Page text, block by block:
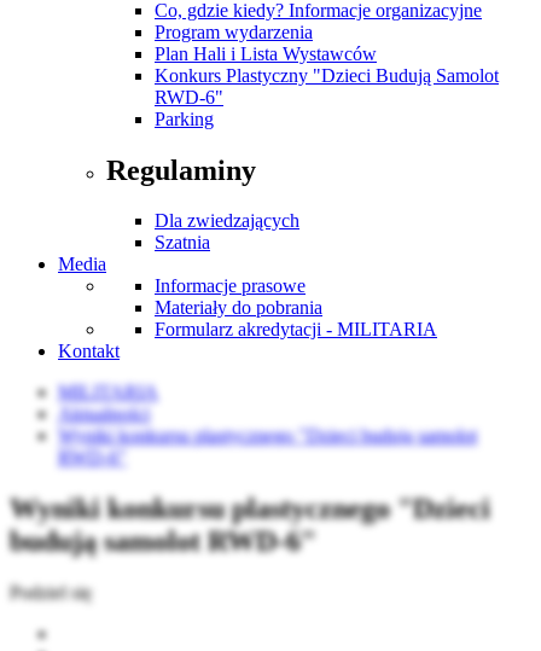
Co, gdzie kiedy? Informacje organizacyjne
Program wydarzenia
Plan Hali i Lista Wystawców
Konkurs Plastyczny "Dzieci Budują Samolot
RWD-6"
Parking
Regulaminy
Dla zwiedzających
Szatnia
Media
Informacje prasowe
Materiały do pobrania
Formularz akredytacji - MILITARIA
Kontakt
MILITARIA
Aktualności
Wyniki konkursu plastycznego "Dzieci budują samolot
RWD-6"
Wyniki konkursu plastycznego "Dzieci
budują samolot RWD-6"
Podziel się